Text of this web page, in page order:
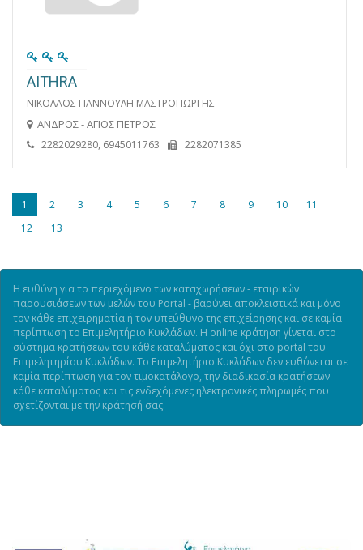
AITHRA
ΝΙΚΟΛΑΟΣ ΓΙΑΝΝΟΥΛΗ ΜΑΣΤΡΟΓΙΩΡΓΗΣ
ΑΝΔΡΟΣ - ΑΓΙΟΣ ΠΕΤΡΟΣ
2282029280, 6945011763 2282071385
1 2 3 4 5 6 7 8 9 10
11
12
13
Η ευθύνη για το περιεχόμενο των καταχωρήσεων - εταιρικών
παρουσιάσεων των μελών του Portal - βαρύνει αποκλειστικά και μόνο
τον κάθε επιχειρηματία ή τον υπεύθυνο της επιχείρησης και σε καμία
περίπτωση το Επιμελητήριο Κυκλάδων. Η online κράτηση γίνεται στο
σύστημα κρατήσεων του κάθε καταλύματος και όχι στο portal του
Επιμελητηρίου Κυκλάδων. Το Επιμελητήριο Κυκλάδων δεν ευθύνεται σε
καμία περίπτωση για τον τιμοκατάλογο, την διαδικασία κρατήσεων
κάθε καταλύματος και τις ενδεχόμενες ηλεκτρονικές πληρωμές που
σχετίζονται με την κράτησή σας.